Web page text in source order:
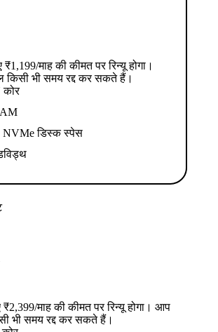
₹1,199/माह की कीमत पर रिन्यू होगा।
किसी भी समय रद्द कर सकते हैं।
कोर
NVMe डिस्क स्पेस
₹2,399/माह की कीमत पर रिन्यू होगा। आप
भी समय रद्द कर सकते हैं।